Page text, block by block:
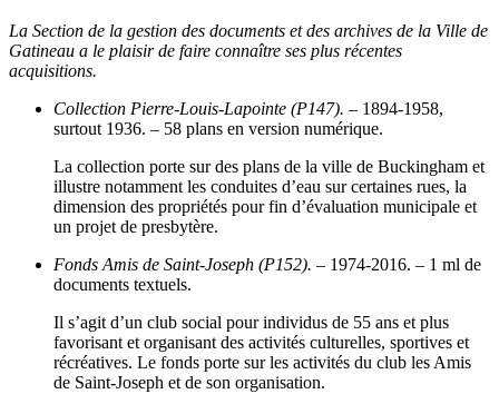
La Section de la gestion des documents et des archives de la Ville de
Gatineau a le plaisir de faire connaître ses plus récentes
acquisitions.
Collection Pierre-Louis-Lapointe (P147). – 1894-1958,
surtout 1936. – 58 plans en version numérique.
La collection porte sur des plans de la ville de Buckingham et
illustre notamment les conduites d’eau sur certaines rues, la
dimension des propriétés pour fin d’évaluation municipale et
un projet de presbytère.
Fonds Amis de Saint-Joseph (P152). – 1974-2016. – 1 ml de
documents textuels.
Il s’agit d’un club social pour individus de 55 ans et plus
favorisant et organisant des activités culturelles, sportives et
récréatives. Le fonds porte sur les activités du club les Amis
de Saint-Joseph et de son organisation.